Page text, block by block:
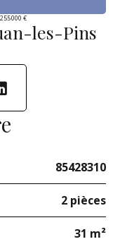
000 €
les-Pins
85428310
2 pièces
31 m²